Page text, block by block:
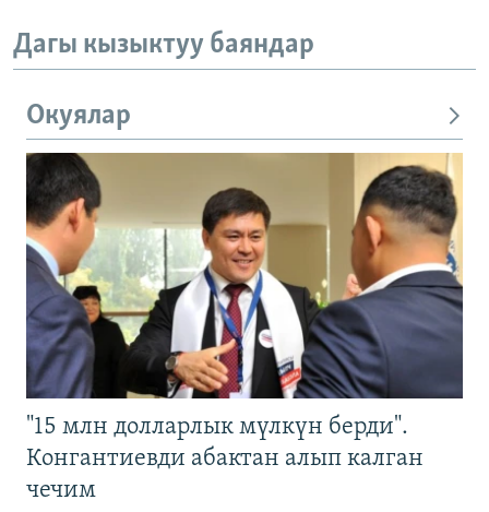
Дагы кызыктуу баяндар
Окуялар
"15 млн долларлык мүлкүн берди".
Конгантиевди абактан алып калган
чечим